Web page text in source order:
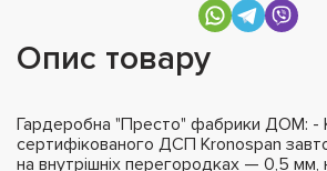
Опис товару
Гардеробна "Престо" фабрики ДОМ: -
сертифікованого ДСП Kronospan
на внутрішніх перегородках — 0,5 мм,